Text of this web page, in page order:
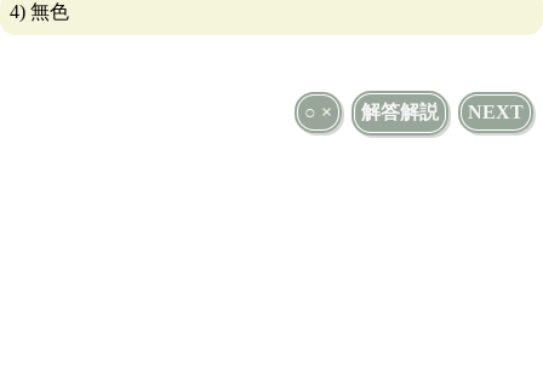
4) 無色
○ × 解答解説 NEXT